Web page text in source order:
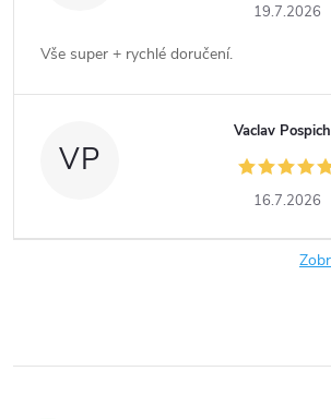
19.7.2026
Vše super + rychlé doručení.
VP
Vaclav
16.7.2026